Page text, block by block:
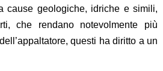
cause geologiche, idriche e simili,
che rendano notevolmente più
questi ha diritto a un